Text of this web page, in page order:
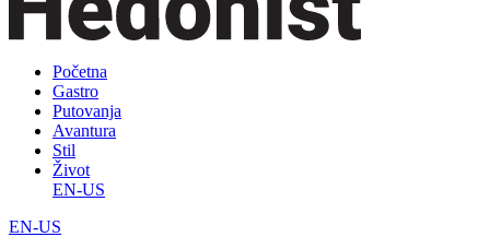
Početna
Gastro
Putovanja
Avantura
Stil
Život
EN-US
EN-US